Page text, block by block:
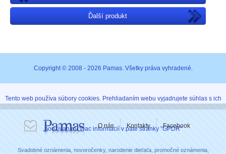
Ďalší produkt
Copyright © 2008 - 2026 Pamas. Všetky práva vyhradené.
Tento web používa súbory cookies. Prehliadaním webu vyjadrujete súhlas s ich
používaním. Viac informácií v päte stránky "GPDR"
O nás Kontakty Facebook
Svadobné oznámenia, novoročenky, narodenie dieťaťa, promočné oznámenia,